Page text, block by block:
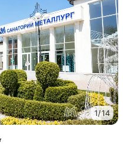
1/14